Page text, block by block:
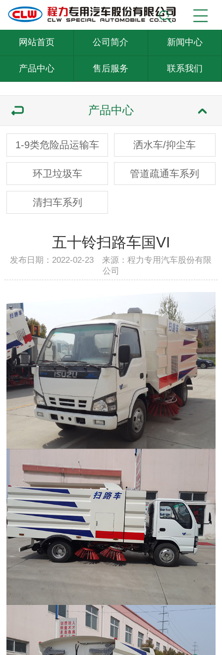
网站首页 公司简介 新闻中心
产品中心 售后服务 联系我们
产品中心
1-9类危险品运输车 洒水车/抑尘车
环卫垃圾车 管道疏通车系列
清扫车系列
五十铃扫路车国VI
发布日期：2022-02-23 来源：程力专用汽车股份有限
公司